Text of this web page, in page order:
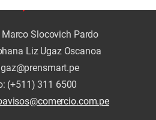
Marco Slocovich Pardo
Liz Ugaz Oscanoa
(+511) 311 6500